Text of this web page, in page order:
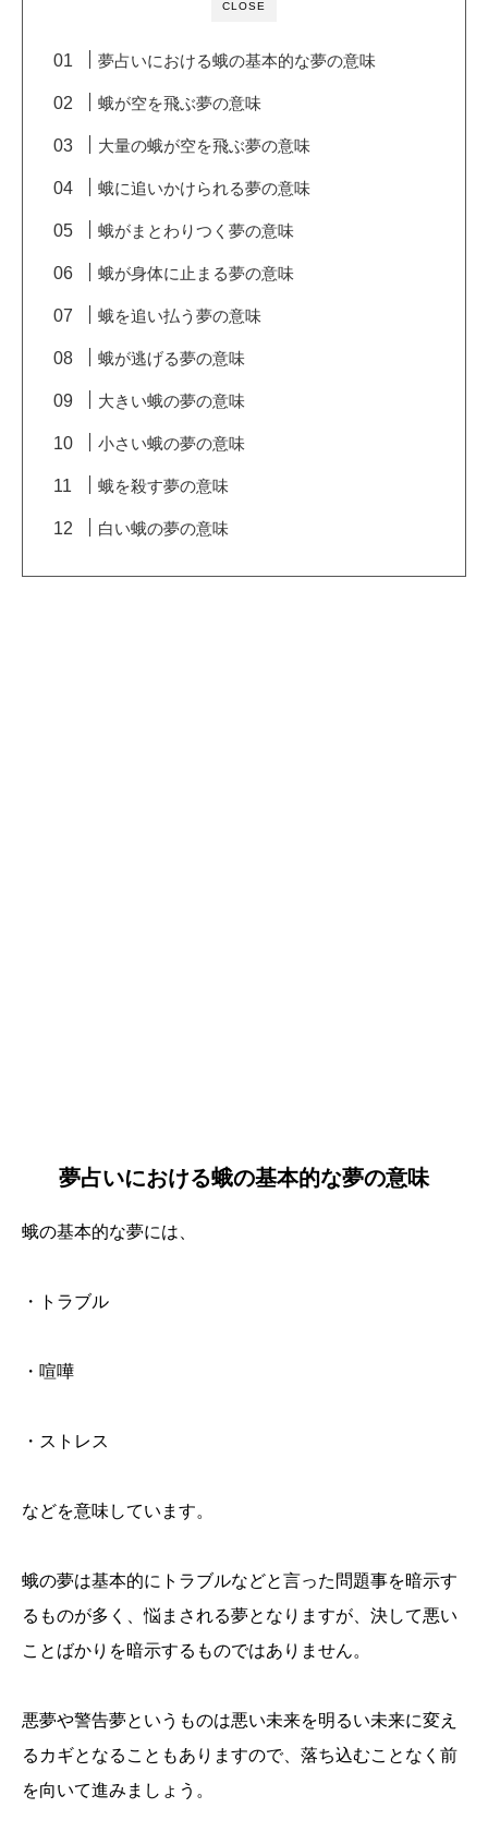
CLOSE
夢占いにおける蛾の基本的な夢の意味
蛾が空を飛ぶ夢の意味
大量の蛾が空を飛ぶ夢の意味
蛾に追いかけられる夢の意味
蛾がまとわりつく夢の意味
蛾が身体に止まる夢の意味
蛾を追い払う夢の意味
蛾が逃げる夢の意味
大きい蛾の夢の意味
小さい蛾の夢の意味
蛾を殺す夢の意味
白い蛾の夢の意味
夢占いにおける蛾の基本的な夢の意味
蛾の基本的な夢には、
・トラブル
・喧嘩
・ストレス
などを意味しています。
蛾の夢は基本的にトラブルなどと言った問題事を暗示す
るものが多く、悩まされる夢となりますが、決して悪い
ことばかりを暗示するものではありません。
悪夢や警告夢というものは悪い未来を明るい未来に変え
るカギとなることもありますので、落ち込むことなく前
を向いて進みましょう。